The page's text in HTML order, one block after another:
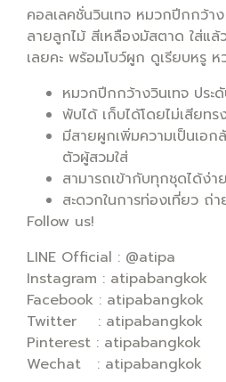
คอลเลคชั่นวินเทจ หมวกปีกกว้
ลายลูกไม้ สีเหลืองมัสตาด ใส่แ
เลยคะ พร้อมโบว์ผูก ดูเรียบหรู
หมวกปีกกว้างวินเทจ ประ
พับได้ เก็บได้โดยไม่เสียทร
มีสายผูกเพิ่มความเป็นเอ
ตัวผู้สวมใส่
สามารถเข้ากับทุกชุดได้ง่าย
สะดวกในการท่องเที่ยว ถ่
Follow us!
LINE Official : @atipa
Instagram : atipabangkok
Facebook : atipabangkok
Twitter : atipabangkok
Pinterest : atipabangkok
Wechat : atipabangkok